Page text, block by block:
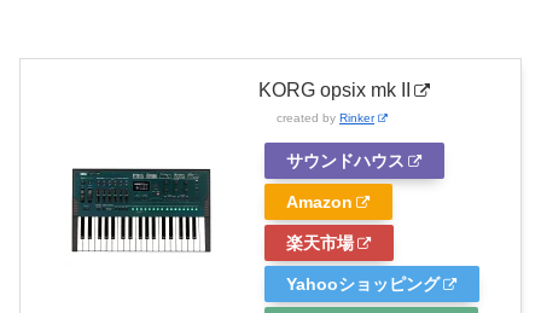
KORG opsix mk II
created by Rinker
サウンドハウス
Amazon
楽天市場
Yahooショッピング